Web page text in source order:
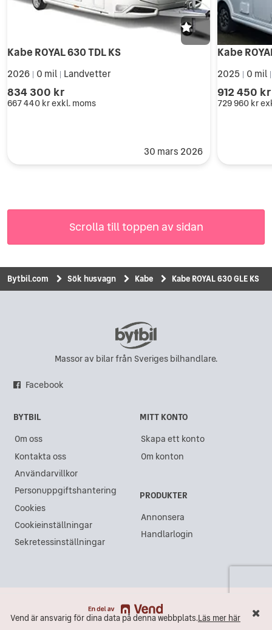
Vend är ansvarig för dina data på denna webbplats.Läs mer här
Kabe ROYAL 630 TDL KS
2026 0 mil Landvetter
834 300 kr
667 440 krexkl. moms
30 mars 2026
2025 0 mil
912 450 kr
729 960 kr
Scrolla till toppen av sidan
Maila Ring
Bytbil.com Sök husvagn Kabe Kabe ROYAL 630 GLE KS
Massor av bilar från Sveriges bilhandlare.
Facebook
BYTBIL
Om oss
Kontakta oss
Användarvillkor
Personuppgiftshantering
Cookies
Cookieinställningar
Sekretessinställningar
MITT KONTO
Skapa ett konto
Om konton
PRODUKTER
Annonsera
Handlarlogin
Vend är ansvarig för dina data på denna webbplats.Läs mer här